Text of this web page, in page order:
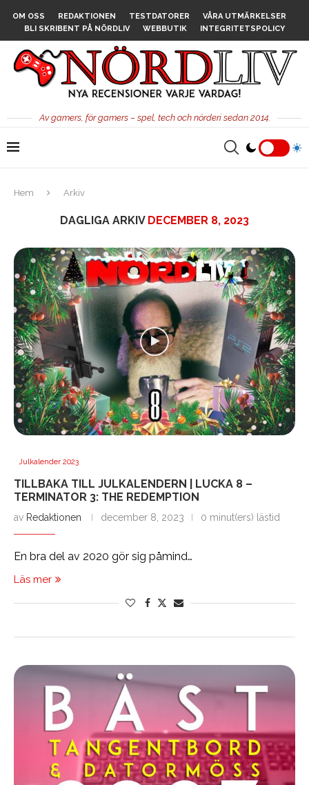
OM OSS REDAKTIONEN TESTDATORER
VÅRA UTMÄRKELSER
BLI SKRIBENT PÅ NÖRDLIV
WEBBUTIK INTEGRITETSPOLICY
Av gamers, för gamers – spel, tech och nörderi sedan 2014.
Hem Arkiv
DAGLIGA ARKIV DECEMBER 8, 2023
Julkalender 2023
TILLBAKA TILL JULKALENDERN | LUCKA 8 –
TERMINATOR 3: THE REDEMPTION
av Redaktionen december 8, 2023 0 minut(ers) lästid
En bra del av 2020 gör sig påmind…
Läs mer